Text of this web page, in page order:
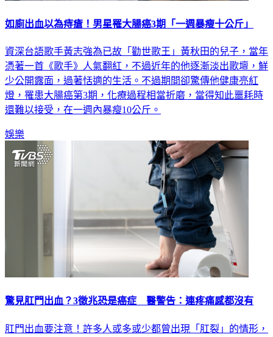
資深台語歌手黃志強為已故「勸世歌王」黃秋田的兒子，當年
憑著一首《歌手》人氣翻紅，不過近年的他逐漸淡出歌壇，鮮
少公開露面，過著恬適的生活。不過期間卻驚傳他健康亮紅
燈，罹患大腸癌第3期，化療過程相當折磨，當得知此噩耗時
娛樂